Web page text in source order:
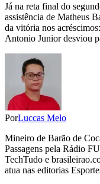
Já na reta final do
assistência de Matheus
da vitória nos
Antonio Junior desviou
PorLuccas Melo
Mineiro de Barão de
Passagens pela Rádio
TechTudo e
atua nas editorias